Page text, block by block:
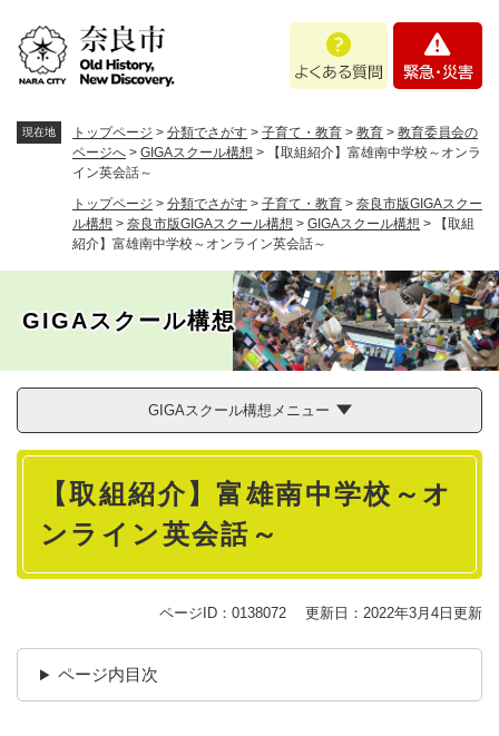
あ
問
・
現在地 トップページ > 分類でさがす > 子育て・教育 > 教育 > 教育委員会の
ページへ > GIGAスクール構想 >
【取組紹介】富雄南中学校～オンラ
イン英会話～
トップページ > 分類でさがす > 子育て・教育 > 奈良市版GIGAスクー
ル構想 > 奈良市版GIGAスクール構想 > GIGAスクール構想 >
【取組
紹介】富雄南中学校～オンライン英会話～
GIGAスクール構想
GIGAスクール構想メニュー
本
【取組紹介】富雄南中学校～オ
ンライン英会話～
ページID：0138072 更新日：2022年3月4日更新
ページ内目次